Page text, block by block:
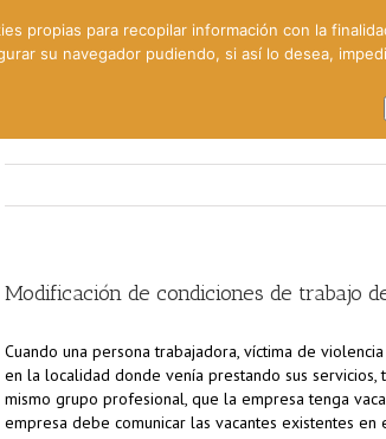
Modificación de condiciones de trabajo
Cuando una persona trabajadora, víctima de
en la localidad donde venía prestando sus
mismo grupo profesional, que la empresa tenga
empresa debe comunicar las vacantes existentes
propias para recopilar información con la
su navegador pudiendo, si así lo desea,